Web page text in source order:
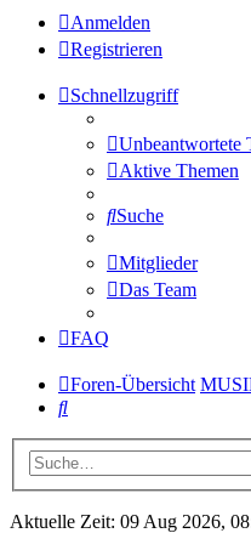
Anmelden
Registrieren
Schnellzugriff
Unbeantwortete
Aktive Themen
Suche
Mitglieder
Das Team
FAQ
Foren-Übersicht
Suche
Aktuelle Zeit: 09 Aug 2026,